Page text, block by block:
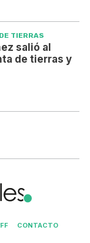
TIERRAS
salió al
de tierras y
CONTACTO